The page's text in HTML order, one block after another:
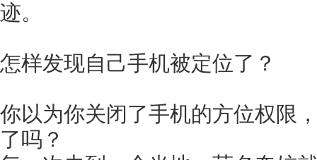
迹。
怎样发现自己手机被定位了？
你以为你关闭了手机的方位权限
了吗？